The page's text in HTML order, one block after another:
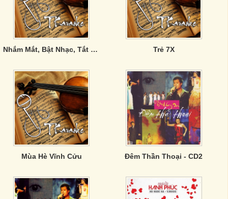
Nhắm Mắt, Bật Nhạc, Tắt Phone Trẻ 7X
Mùa Hè Vĩnh Cửu Đêm Thần Thoại - CD2